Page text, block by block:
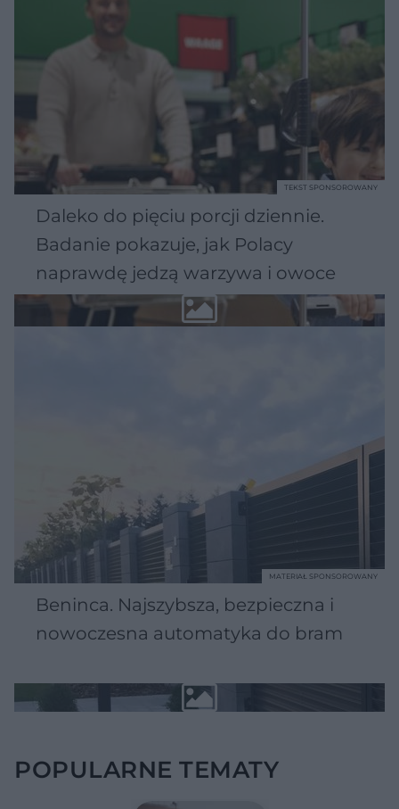
Daleko do pięciu porcji dziennie.
Badanie pokazuje, jak Polacy
naprawdę jedzą warzywa i owoce
TEKST SPONSOROWANY
Beninca. Najszybsza, bezpieczna i
nowoczesna automatyka do bram
MATERIAŁ SPONSOROWANY
POPULARNE TEMATY